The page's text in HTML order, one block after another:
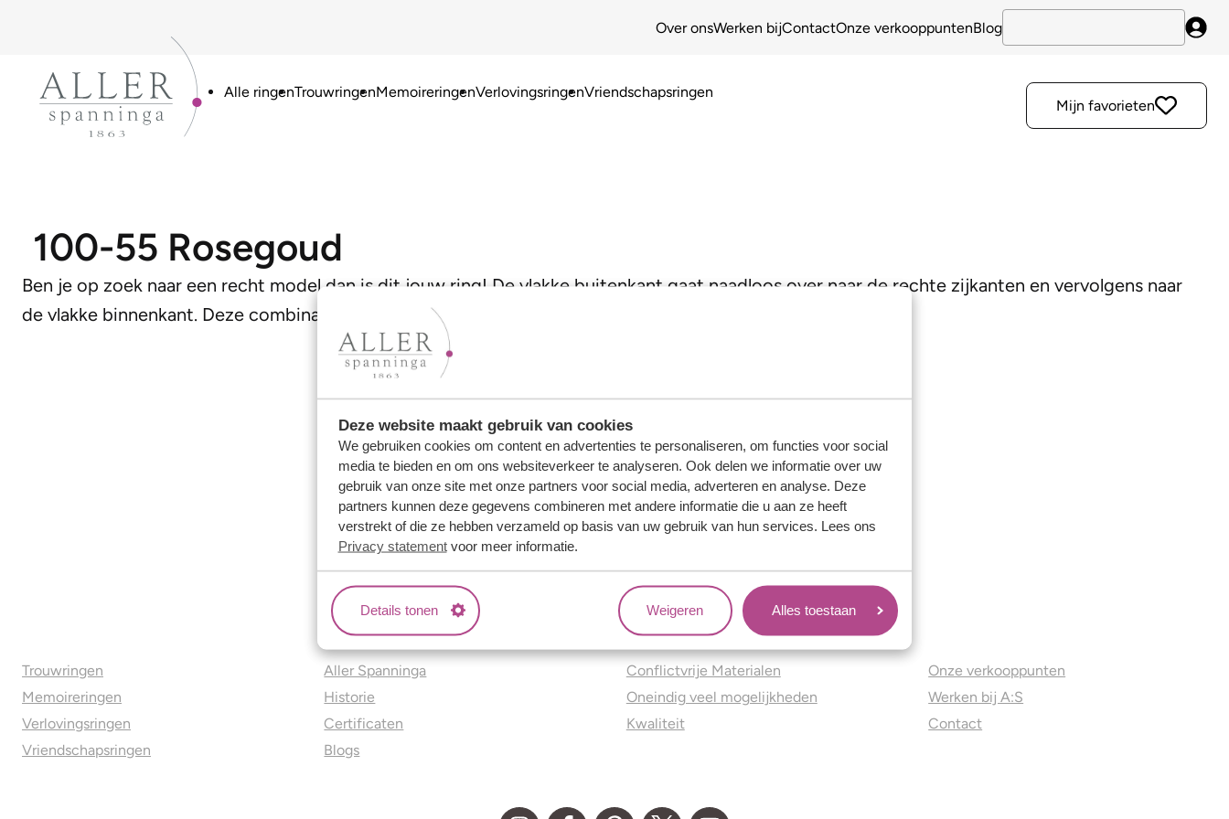
Deze website maakt gebruik van cookies
We gebruiken cookies om content en advertenties te personaliseren, om functies voor social
media te bieden en om ons websiteverkeer te analyseren. Ook delen we informatie over uw
gebruik van onze site met onze partners voor social media, adverteren en analyse. Deze
partners kunnen deze gegevens combineren met andere informatie die u aan ze heeft
verstrekt of die ze hebben verzameld op basis van uw gebruik van hun services. Lees ons
Privacy statementvoor meer informatie.
Details tonen Weigeren Alles toestaan
Over onsWerken bijContactOnze verkooppuntenBlog
Alle ringenTrouwringenMemoireringenVerlovingsringenVriendschapsringen
Mijn favorieten
100-55 Rosegoud
Ben je op zoek naar een recht model dan is dit jouw ring! De vlakke buitenkant gaat naadloos over naar de rechte zijkanten en vervolgens naar
de vlakke binnenkant. Deze combinatie zorgt voor een heel moderne look!
Trouwringen
Memoireringen
Verlovingsringen
Vriendschapsringen
Over ons
Aller Spanninga
Historie
Certificaten
Blogs
Jouw voordelen
Conflictvrije Materialen
Oneindig veel mogelijkheden
Kwaliteit
Onze verkooppunten
Werken bij A:S
Contact